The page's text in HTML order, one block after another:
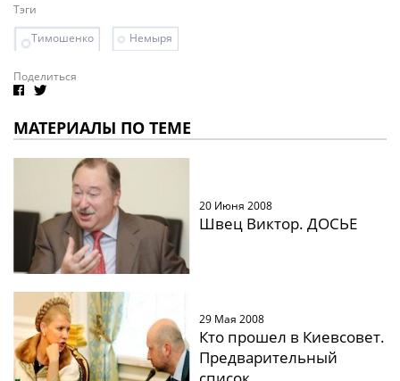
Тэги
Тимошенко
Немыря
Поделиться
МАТЕРИАЛЫ ПО ТЕМЕ
20 Июня 2008
Швец Виктор. ДОСЬЕ
29 Мая 2008
Кто прошел в Киевсовет.
Предварительный